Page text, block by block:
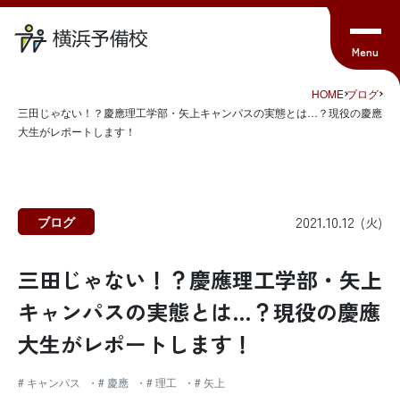
HOME ブログ
三田じゃない！？慶應理工学部・矢上キャンパスの実態とは…？現役の慶應
大生がレポートします！
ブログ 2021.10.12 (火)
三田じゃない！？慶應理工学部・矢上
キャンパスの実態とは…？現役の慶應
大生がレポートします！
# キャンパス # 慶應 # 理工 # 矢上